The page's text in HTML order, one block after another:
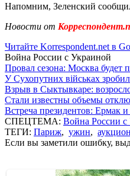
Напомним, Зеленский
Новости от
Читайте Korrespondent.net в
Война России с Украиной
Провал сезона: Москва будет
У Сухопутних військах
Взрыв в Сыктывкаре:
Стали известны объемы
Встреча президентов: Ермак
СПЕЦТЕМА: Война России с
ТЕГИ: Париж, ужин,
Если вы заметили ошибку,